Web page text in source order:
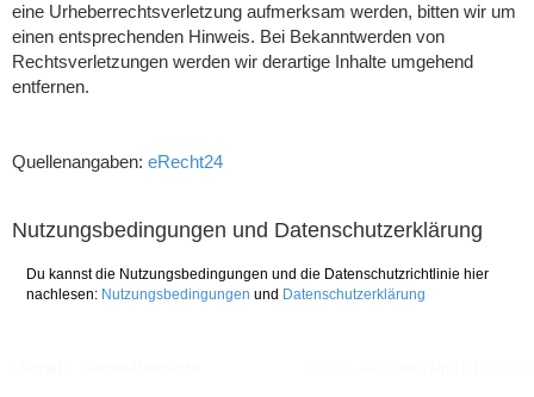
eine Urheberrechtsverletzung aufmerksam werden, bitten wir um
einen entsprechenden Hinweis. Bei Bekanntwerden von
Rechtsverletzungen werden wir derartige Inhalte umgehend
entfernen.
Quellenangaben: eRecht24
Nutzungsbedingungen und Datenschutzerklärung
Du kannst die Nutzungsbedingungen und die Datenschutzrichtlinie hier
nachlesen: Nutzungsbedingungen und Datenschutzerklärung